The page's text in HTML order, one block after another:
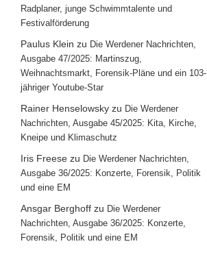
Radplaner, junge Schwimmtalente und
Festivalförderung
Paulus Klein zu Die Werdener Nachrichten,
Ausgabe 47/2025: Martinszug,
Weihnachtsmarkt, Forensik-Pläne und ein 103-
jähriger Youtube-Star
Rainer Henselowsky zu Die Werdener
Nachrichten, Ausgabe 45/2025: Kita, Kirche,
Kneipe und Klimaschutz
Iris Freese zu Die Werdener Nachrichten,
Ausgabe 36/2025: Konzerte, Forensik, Politik
und eine EM
Ansgar Berghoff zu Die Werdener
Nachrichten, Ausgabe 36/2025: Konzerte,
Forensik, Politik und eine EM